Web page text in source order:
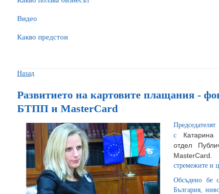
Видео
Какво предстои
Назад
Развитието на картовите плащания -
БТПП и MasterCard
с Катaрина
отдел
стремежите и
Обсъдено бе
България,